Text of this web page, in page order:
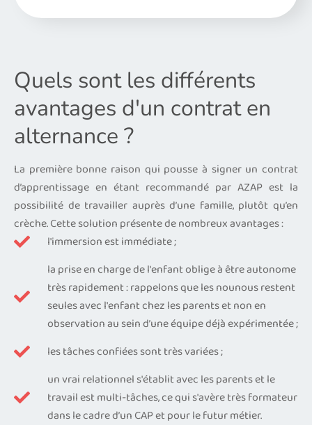
Quels sont les différents
avantages d'un contrat en
alternance ?
La première bonne raison qui pousse à signer un contrat
d’apprentissage en étant recommandé par AZAP est la
possibilité de travailler auprès d’une famille, plutôt qu’en
crèche. Cette solution présente de nombreux avantages :
l'immersion est immédiate ;
la prise en charge de l'enfant oblige à être autonome
très rapidement : rappelons que les nounous restent
seules avec l'enfant chez les parents et non en
observation au sein d’une équipe déjà expérimentée ;
les tâches confiées sont très variées ;
un vrai relationnel s'établit avec les parents et le
travail est multi-tâches, ce qui s'avère très formateur
dans le cadre d’un CAP et pour le futur métier.